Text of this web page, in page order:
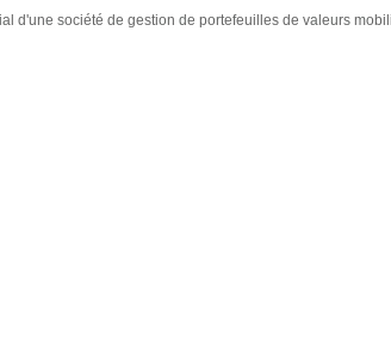
d'une société de gestion de portefeuilles de valeurs